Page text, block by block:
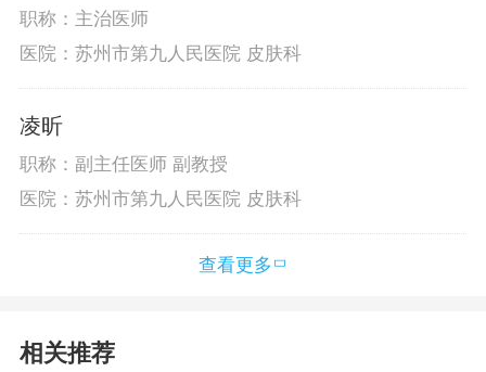
职称：主治医师
医院：苏州市第九人民医院 皮肤科
凌昕
职称：副主任医师 副教授
医院：苏州市第九人民医院 皮肤科
查看更多
相关推荐